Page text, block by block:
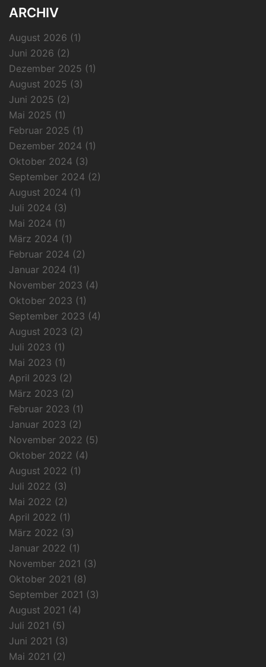
ARCHIV
August 2026 (1)
Juni 2026 (2)
Dezember 2025 (1)
August 2025 (3)
Juni 2025 (2)
Mai 2025 (1)
Februar 2025 (1)
Dezember 2024 (1)
Oktober 2024 (3)
September 2024 (2)
August 2024 (1)
Juli 2024 (3)
Mai 2024 (1)
März 2024 (1)
Februar 2024 (2)
Januar 2024 (1)
November 2023 (4)
Oktober 2023 (1)
September 2023 (4)
August 2023 (2)
Juli 2023 (1)
Mai 2023 (1)
April 2023 (2)
März 2023 (2)
Februar 2023 (1)
Januar 2023 (2)
November 2022 (5)
Oktober 2022 (4)
August 2022 (1)
Juli 2022 (3)
Mai 2022 (2)
April 2022 (1)
März 2022 (3)
Januar 2022 (1)
November 2021 (3)
Oktober 2021 (8)
September 2021 (3)
August 2021 (4)
Juli 2021 (5)
Juni 2021 (3)
Mai 2021 (2)